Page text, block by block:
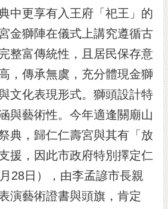
中更享有入王府「祀王」的
金獅陣在儀式上講究遵循古
整富傳統性，且居民保存意
，傳承無虞，充分體現金獅
文化表現形式。獅頭設計特
與藝術性。今年適逢關廟山
典，歸仁仁壽宮與其有「放
援，因此市政府特別擇定仁
28日），由李孟諺市長親
演藝術證書與頭旗，肯定